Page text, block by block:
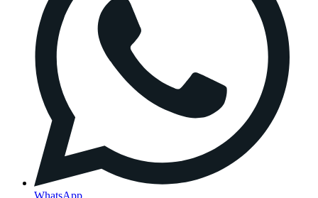
WhatsApp